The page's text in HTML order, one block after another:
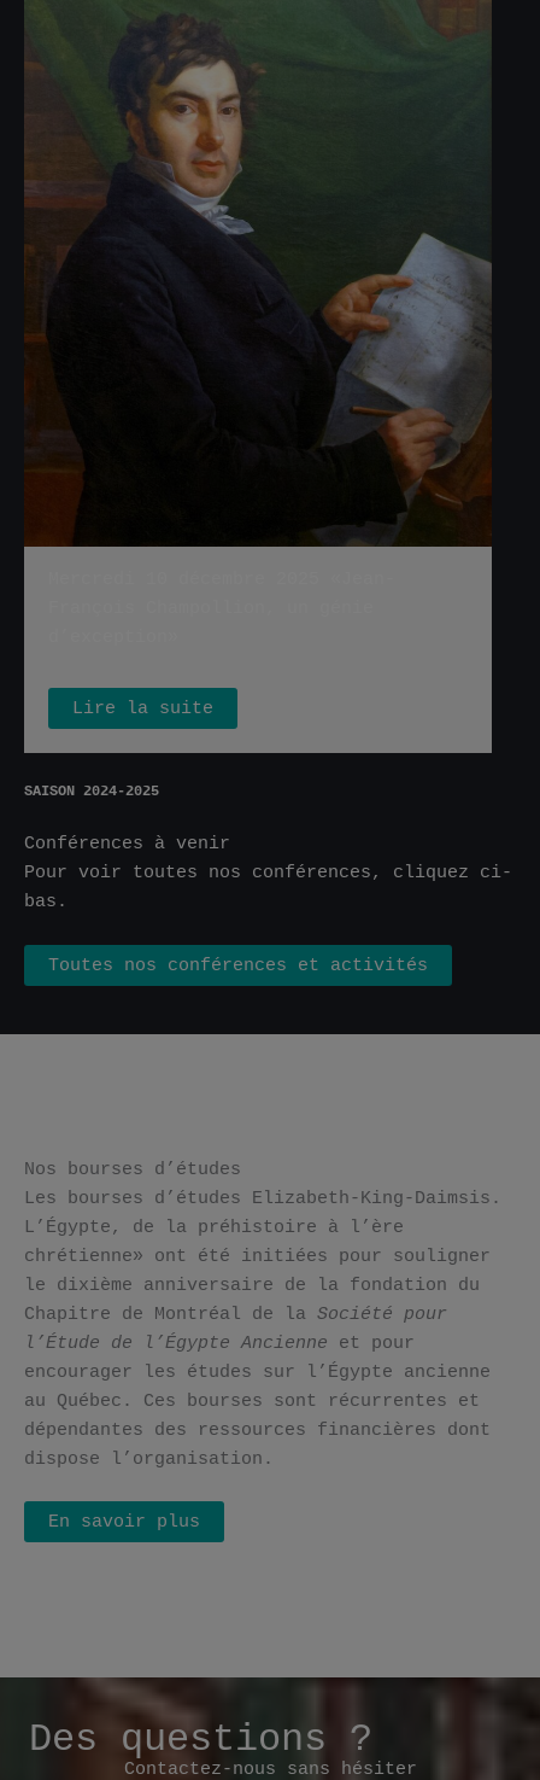
Lire la suite
SAISON 2024-2025
Conférences à venir
Pour voir toutes nos conférences, cliquez ci-
bas.
Toutes nos conférences et activités
Nos bourses d’études
Les bourses d’études Elizabeth-King-Daimsis.
L’Égypte, de la préhistoire à l’ère
chrétienne» ont été initiées pour souligner
le dixième anniversaire de la fondation du
Chapitre de Montréal de la Société pour
l’Étude de l’Égypte Ancienne et pour
encourager les études sur l’Égypte ancienne
au Québec. Ces bourses sont récurrentes et
dépendantes des ressources financières dont
dispose l’organisation.
En savoir plus
Des questions ?
Contactez-nous sans hésiter